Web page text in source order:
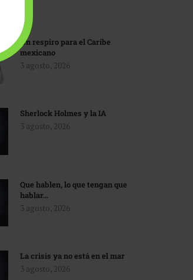
Un respiro para el Caribe
mexicano
3 agosto, 2026
Sherlock Holmes y la IA
3 agosto, 2026
Que hablen, lo que tengan que
hablar…
3 agosto, 2026
La crisis ya no está en el mar
3 agosto, 2026